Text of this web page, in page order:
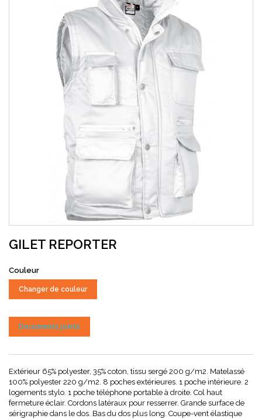
GILET REPORTER
Couleur
Changer de couleur
Documents joints
Extérieur 65% polyester, 35% coton, tissu sergé 200 g/m2. Matelassé
100% polyester 220 g/m2. 8 poches extérieures. 1 poche intérieure. 2
logements stylo. 1 poche téléphone portable à droite. Col haut
fermeture éclair. Cordons latéraux pour resserrer. Grande surface de
sérigraphie dans le dos. Bas du dos plus long. Coupe-vent élastique